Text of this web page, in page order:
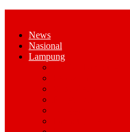
News
Nasional
Lampung